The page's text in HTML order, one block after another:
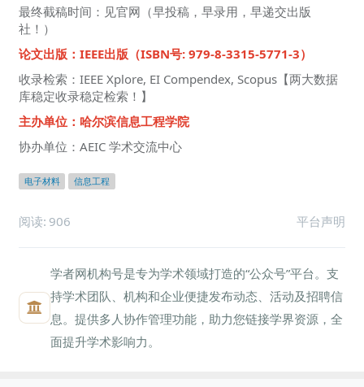
最终截稿时间：见官网（早投稿，早录用，早递交出版
社！）
论文出版：IEEE出版（ISBN号: 979-8-3315-5771-3）
收录检索：IEEE Xplore, EI Compendex, Scopus【两大数据
库稳定收录稳定检索！】
主办单位：哈尔滨信息工程学院
协办单位：AEIC 学术交流中心
电子材料 信息工程
阅读: 906 平台声明
学者网机构号是专为学术领域打造的“公众号”平台。支
持学术团队、机构和企业便捷发布动态、活动及招聘信
息。提供多人协作管理功能，助力您链接学界资源，全
面提升学术影响力。